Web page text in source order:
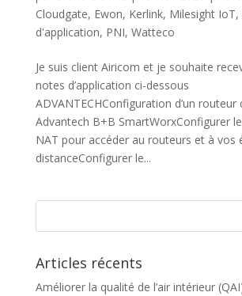
Cloudgate, Ewon, Kerlink, Milesight IoT,
d'application, PNI, Watteco
Je suis client Airicom et je souhaite
notes d’application ci-dessous
ADVANTECHConfiguration d’un routeur
Advantech B+B SmartWorxConfigurer
NAT pour accéder au routeurs et à vos
distanceConfigurer le...
Articles récents
Améliorer la qualité de l’air intérieur